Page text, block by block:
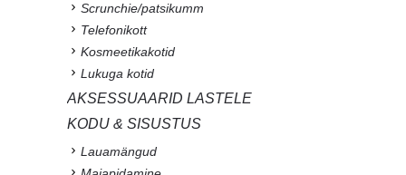
Scrunchie/patsikumm
Telefonikott
Kosmeetikakotid
Lukuga kotid
AKSESSUAARID LASTELE
KODU & SISUSTUS
Lauamängud